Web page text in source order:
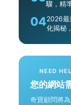
驟，精
042026最
化揭秘
NEED
您的網站
奇寶顧問將